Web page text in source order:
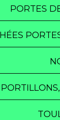
PORTES